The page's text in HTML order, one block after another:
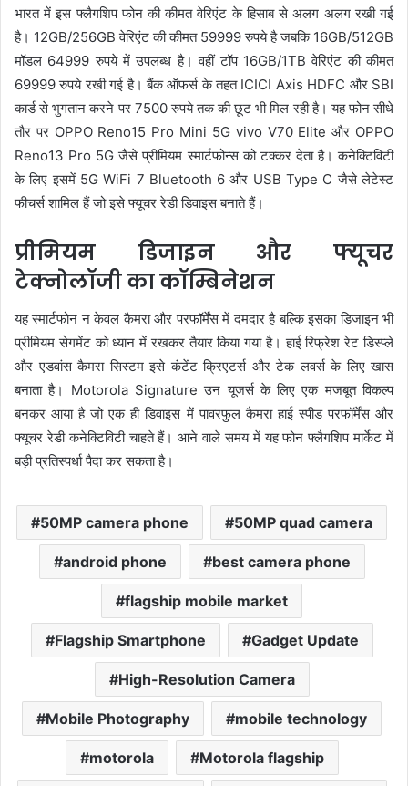
भारत में इस फ्लैगशिप फोन की कीमत वेरिएंट के हिसाब से अलग अलग रखी गई
है। 12GB/256GB वेरिएंट की कीमत 59999 रुपये है जबकि 16GB/512GB
मॉडल 64999 रुपये में उपलब्ध है। वहीं टॉप 16GB/1TB वेरिएंट की कीमत
69999 रुपये रखी गई है। बैंक ऑफर्स के तहत ICICI Axis HDFC और SBI
कार्ड से भुगतान करने पर 7500 रुपये तक की छूट भी मिल रही है। यह फोन सीधे
तौर पर OPPO Reno15 Pro Mini 5G vivo V70 Elite और OPPO
Reno13 Pro 5G जैसे प्रीमियम स्मार्टफोन्स को टक्कर देता है। कनेक्टिविटी
के लिए इसमें 5G WiFi 7 Bluetooth 6 और USB Type C जैसे लेटेस्ट
फीचर्स शामिल हैं जो इसे फ्यूचर रेडी डिवाइस बनाते हैं।
प्रीमियम डिजाइन और फ्यूचर
टेक्नोलॉजी का कॉम्बिनेशन
यह स्मार्टफोन न केवल कैमरा और परफॉर्मेंस में दमदार है बल्कि इसका डिजाइन भी
प्रीमियम सेगमेंट को ध्यान में रखकर तैयार किया गया है। हाई रिफ्रेश रेट डिस्प्ले
और एडवांस कैमरा सिस्टम इसे कंटेंट क्रिएटर्स और टेक लवर्स के लिए खास
बनाता है। Motorola Signature उन यूजर्स के लिए एक मजबूत विकल्प
बनकर आया है जो एक ही डिवाइस में पावरफुल कैमरा हाई स्पीड परफॉर्मेंस और
फ्यूचर रेडी कनेक्टिविटी चाहते हैं। आने वाले समय में यह फोन फ्लैगशिप मार्केट में
बड़ी प्रतिस्पर्धा पैदा कर सकता है।
50MP camera phone 50MP quad camera
android phone best camera phone
flagship mobile market
Flagship Smartphone Gadget Update
High-Resolution Camera
Mobile Photography mobile technology
motorola Motorola flagship